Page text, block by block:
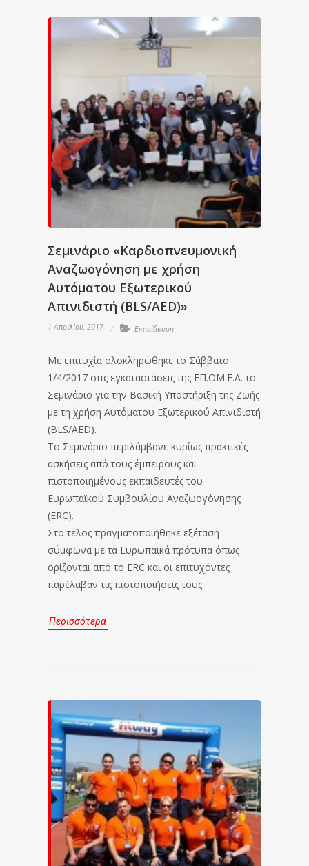
Σεμινάριο «Καρδιοπνευμονική
Αναζωογόνηση με χρήση
Αυτόματου Εξωτερικού
Απινιδιστή (BLS/AED)»
1 Απριλίου, 2017 Εκπαίδευση
Με επιτυχία ολοκληρώθηκε το Σάββατο
1/4/2017 στις εγκαταστάσεις της ΕΠ.ΟΜ.Ε.Α. το
Σεμινάριο για την Βασική Υποστήριξη της Ζωής
με τη χρήση Αυτόματου Εξωτερικού Απινιδιστή
(BLS/AED).
Το Σεμινάριο περιλάμβανε κυρίως πρακτικές
ασκήσεις από τους έμπειρους και
πιστοποιημένους εκπαιδευτές του
Ευρωπαϊκού Συμβουλίου Αναζωογόνησης
(ERC).
Στο τέλος πραγματοποιήθηκε εξέταση
σύμφωνα με τα Ευρωπαϊκά πρότυπα όπως
ορίζονται από το ERC και οι επιτυχόντες
παρέλαβαν τις πιστοποιήσεις τους.
Περισσότερα